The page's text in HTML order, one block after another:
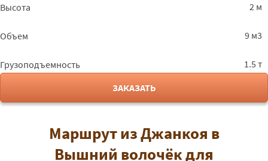
Высота 2 м
Объем 9 м3
Грузоподъемность
1.5 т
ЗАКАЗАТЬ
Маршрут из Джанкоя в
Вышний волочёк для